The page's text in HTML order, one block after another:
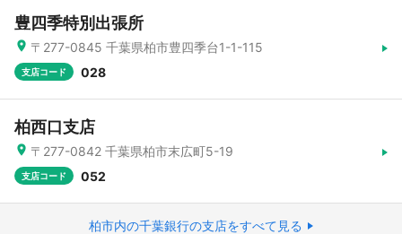
豊四季特別出張所
〒277-0845 千葉県柏市豊四季台1-1-115
支店コード 028
柏西口支店
〒277-0842 千葉県柏市末広町5-19
支店コード 052
柏市内の千葉銀行の支店をすべて見る